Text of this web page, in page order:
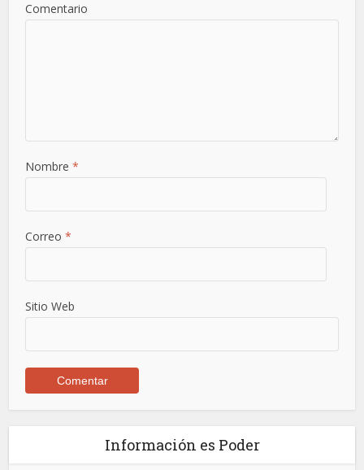
Comentario
Nombre *
Correo *
Sitio Web
Información es Poder